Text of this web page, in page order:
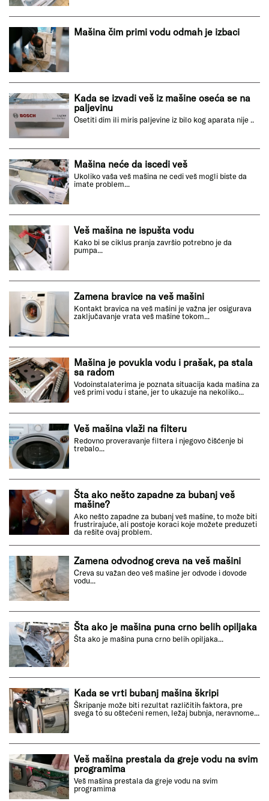
Mašina čim primi vodu odmah je izbaci
Kada se izvadi veš iz mašine oseća se na
paljevinu
Osetiti dim ili miris paljevine iz bilo kog aparata nije ..
Mašina neće da iscedi veš
Ukoliko vaša veš mašina ne cedi veš mogli biste da
imate problem...
Veš mašina ne ispušta vodu
Kako bi se ciklus pranja završio potrebno je da
pumpa...
Zamena bravice na veš mašini
Kontakt bravica na veš mašini je važna jer osigurava
zaključavanje vrata veš mašine tokom...
Mašina je povukla vodu i prašak, pa stala
sa radom
Vodoinstalaterima je poznata situacija kada mašina za
veš primi vodu i stane, jer to ukazuje na nekoliko...
Veš mašina vlaži na filteru
Redovno proveravanje filtera i njegovo čišćenje bi
trebalo...
Šta ako nešto zapadne za bubanj veš
mašine?
Ako nešto zapadne za bubanj veš mašine, to može biti
frustrirajuće, ali postoje koraci koje možete preduzeti
da rešite ovaj problem.
Zamena odvodnog creva na veš mašini
Creva su važan deo veš mašine jer odvode i dovode
vodu...
Šta ako je mašina puna crno belih opiljaka
Šta ako je mašina puna crno belih opiljaka...
Kada se vrti bubanj mašina škripi
Škripanje može biti rezultat različitih faktora, pre
svega to su oštećeni remen, ležaj bubnja, neravnome...
Veš mašina prestala da greje vodu na svim
programima
Veš mašina prestala da greje vodu na svim
programima